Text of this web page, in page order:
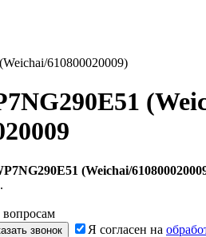
610800020009)
(Weichai/
вопросам
звонок Я согласен на